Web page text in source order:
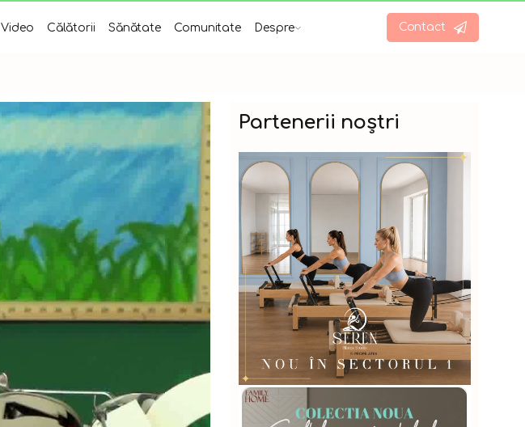
Video Călătorii Sănătate Comunitate Despre Contact
Partenerii noștri